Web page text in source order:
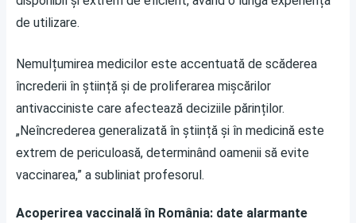
de utilizare.
Nemulțumirea medicilor este accentuată de scăderea
încrederii în știință și de proliferarea mișcărilor
antivacciniste care afectează deciziile părinților.
„Neîncrederea generalizată în știință și în medicină este
extrem de periculoasă, determinând oamenii să evite
vaccinarea,” a subliniat profesorul.
Acoperirea vaccinală în România: date alarmante